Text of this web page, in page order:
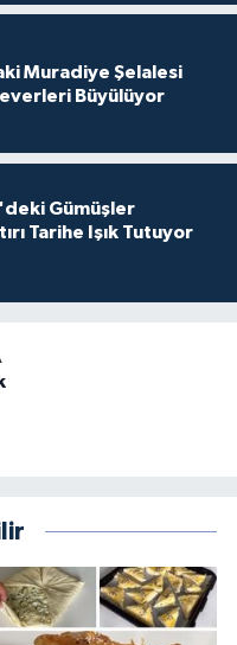
Muradiye Şelalesi
Büyülüyor
Gümüşler
Tarihe Işık Tutuyor